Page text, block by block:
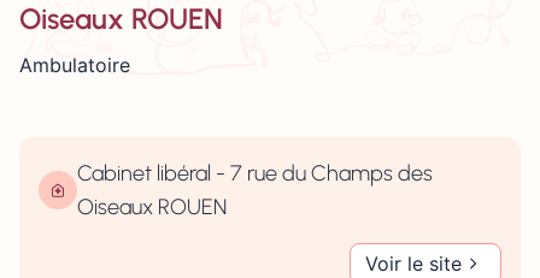
Oiseaux ROUEN
Ambulatoire
Cabinet libéral - 7 rue du Champs des
Oiseaux ROUEN
Voir le site